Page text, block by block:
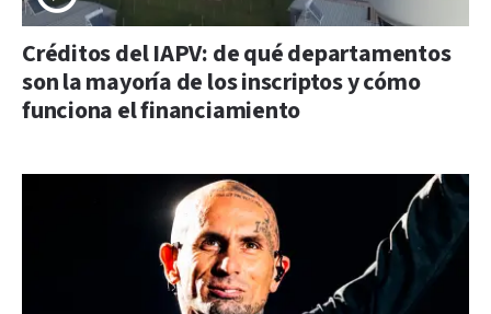
Créditos del IAPV: de qué departamentos
son la mayoría de los inscriptos y cómo
funciona el financiamiento